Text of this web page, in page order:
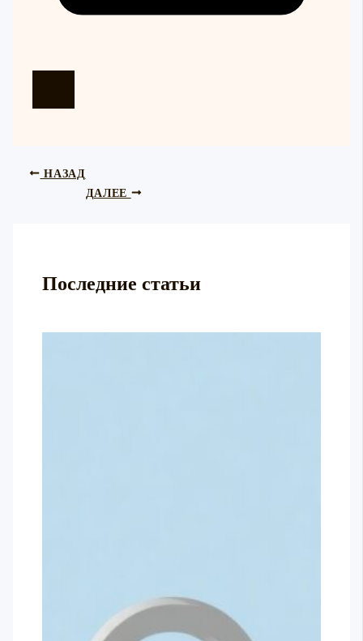
НАЗАД
ДАЛЕЕ
Последние статьи